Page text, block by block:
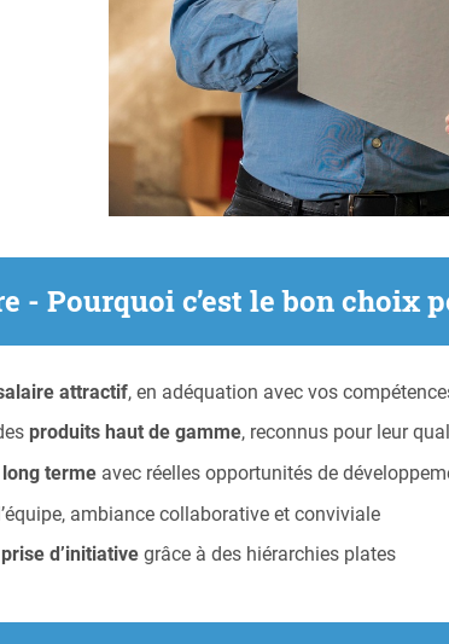
- Pourquoi c’est le bon choix
attractif, en adéquation avec vos
produits haut de gamme, reconnus pour leur
terme avec réelles opportunités de
ambiance collaborative et conviviale
d’initiative grâce à des hiérarchies plates